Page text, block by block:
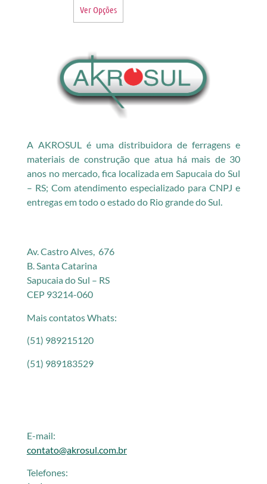
Ver Opções
A AKROSUL é uma distribuidora de ferragens e
materiais de construção que atua há mais de 30
anos no mercado, fica localizada em Sapucaia do Sul
– RS; Com atendimento especializado para CNPJ e
entregas em todo o estado do Rio grande do Sul.
Av. Castro Alves, 676
B. Santa Catarina
Sapucaia do Sul – RS
CEP 93214-060
Mais contatos Whats:
(51) 989215120
(51) 989183529
E-mail:
contato@akrosul.com.br
Telefones: